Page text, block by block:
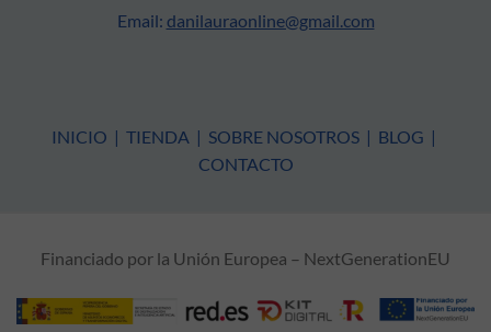
Email: danilauraonline@gmail.com
INICIO | TIENDA | SOBRE NOSOTROS | BLOG |
CONTACTO
Financiado por la Unión Europea – NextGenerationEU